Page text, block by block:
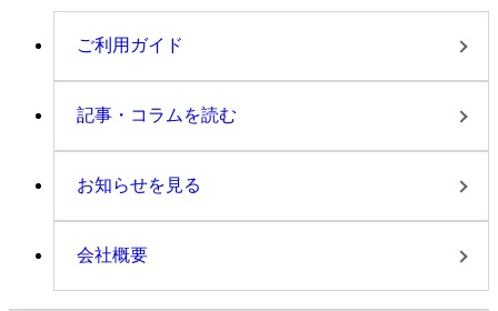
ご利用ガイド
記事・コラムを読む
お知らせを見る
会社概要